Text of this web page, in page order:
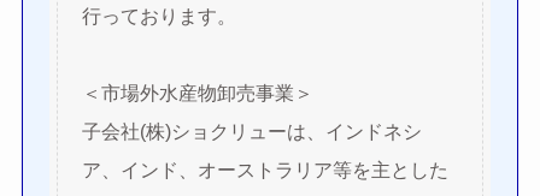
行っております。
＜市場外水産物卸売事業＞
子会社(株)ショクリューは、インドネシ
ア、インド、オーストラリア等を主とした